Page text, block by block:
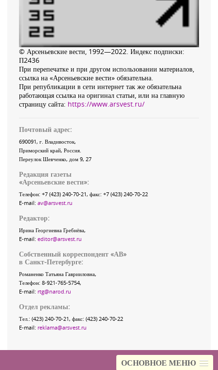
ОСНОВНОЕ МЕНЮ
© Арсеньевские вести, 1992—2022. Индекс подписки:
П2436
При перепечатке и при другом использовании материалов,
ссылка на «Арсеньевские вести» обязательна.
При републикации в сети интернет так же обязательна
работающая ссылка на оригинал статьи, или на главную
страницу сайта: https://www.arsvest.ru/
Почтовый адрес:
690091, г. Владивосток,
Приморский край, Россия
Переулок Шевченко, дом 9, 27
Редакция газеты
«Арсеньевские вести»:
Телефон: +7 (423) 240-70-21, факс: +7 (423) 240-70-22
E-mail: av@arsvest.ru
Редактор:
Ирина Георгиевна Гребнёва,
E-mail: editor@arsvest.ru
Собственный корреспондент «АВ»
в Санкт-Петербурге:
Романенко Татьяна Гаврииловна,
Телефон: 8-921-765-5754,
E-mail: rtg@narod.ru
Отдел рекламы:
Тел.: (423) 240-70-21, факс: (423) 240-70-22
E-mail: reklama@arsvest.ru